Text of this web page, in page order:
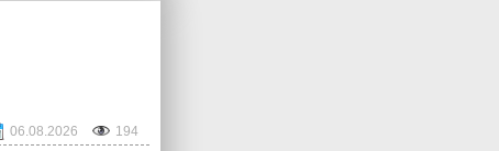
06.08.2026 194